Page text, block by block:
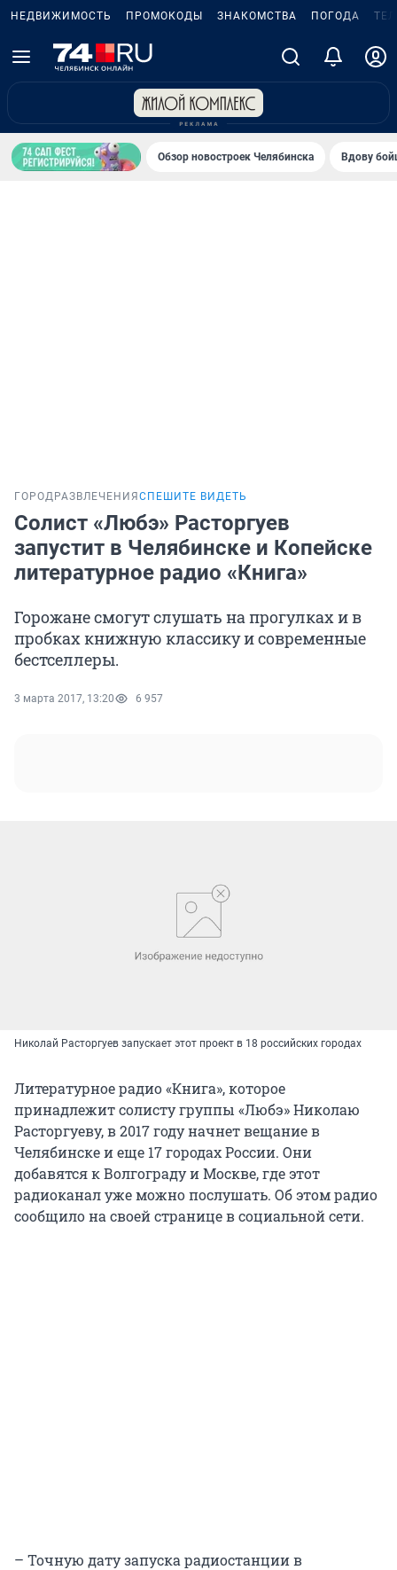
НЕДВИЖИМОСТЬ ПРОМОКОДЫ ЗНАКОМСТВА ПОГОДА
Обзор новостроек Челябинска Вдову
ГОРОД РАЗВЛЕЧЕНИЯ СПЕШИТЕ ВИДЕТЬ
Солист «Любэ» Расторгуев
запустит в Челябинске и Копейске
литературное радио «Книга»
Горожане смогут слушать на прогулках и в
пробках книжную классику и современные
бестселлеры.
3 марта 2017, 13:20 6 957
Николай Расторгуев запускает этот проект в 18 российских городах
Литературное радио «Книга», которое
принадлежит солисту группы «Любэ» Николаю
Расторгуеву, в 2017 году начнет вещание в
Челябинске и еще 17 городах России. Они
добавятся к Волгограду и Москве, где этот
радиоканал уже можно послушать. Об этом радио
сообщило на своей странице в социальной сети.
– Точную дату запуска радиостанции в